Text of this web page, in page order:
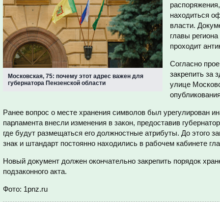
Московская, 75: почему этот адрес важен для
губернатора Пензенской области
находиться
власти.
главы
проходит
Согласно
закрепить за
улице
Ранее вопрос о месте хранения символов был урегулирован
парламента внесли изменения в закон, предоставив
где будут размещаться его должностные атрибуты. До этого
знак и штандарт постоянно находились в рабочем кабинете
Новый документ должен окончательно закрепить порядок
подзаконного акта.
Фото: 1pnz.ru